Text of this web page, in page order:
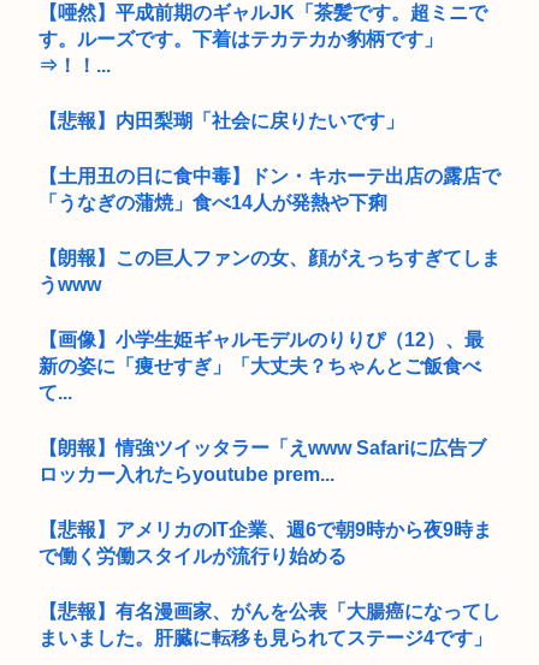
【唖然】平成前期のギャルJK「茶髪です。超ミニで
す。ルーズです。下着はテカテカか豹柄です」
⇒！！...
【悲報】内田梨瑚「社会に戻りたいです」
【土用丑の日に食中毒】ドン・キホーテ出店の露店で
「うなぎの蒲焼」食べ14人が発熱や下痢
【朗報】この巨人ファンの女、顔がえっちすぎてしま
うwww
【画像】小学生姫ギャルモデルのりりぴ（12）、最
新の姿に「痩せすぎ」「大丈夫？ちゃんとご飯食べ
て...
【朗報】情強ツイッタラー「えwww Safariに広告ブ
ロッカー入れたらyoutube prem...
【悲報】アメリカのIT企業、週6で朝9時から夜9時ま
で働く労働スタイルが流行り始める
【悲報】有名漫画家、がんを公表「大腸癌になってし
まいました。肝臓に転移も見られてステージ4です」